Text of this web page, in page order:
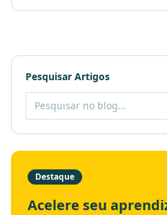
Pesquisar Artigos
Destaque
Acelere seu